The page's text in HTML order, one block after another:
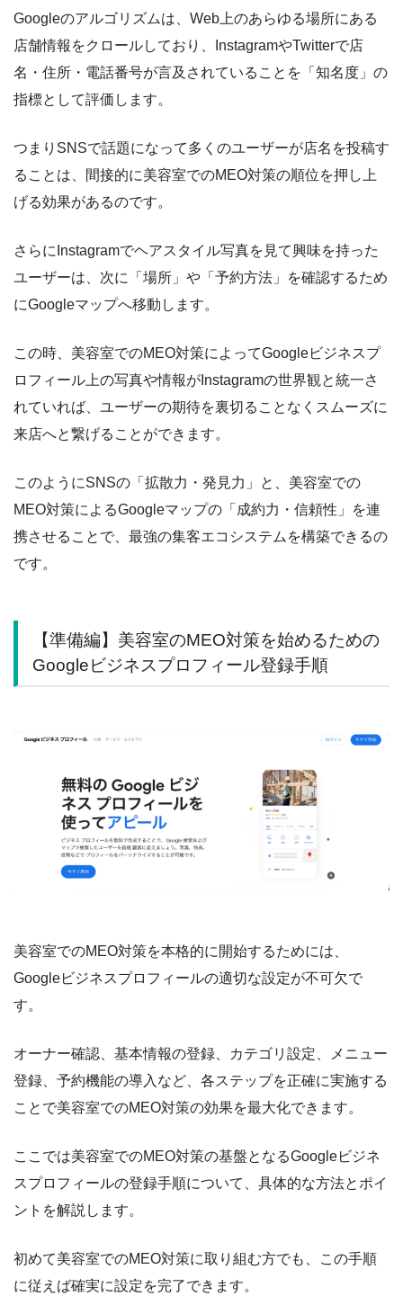
Googleのアルゴリズムは、Web上のあらゆる場所にある
店舗情報をクロールしており、InstagramやTwitterで店
名・住所・電話番号が言及されていることを「知名度」の
指標として評価します。
つまりSNSで話題になって多くのユーザーが店名を投稿す
ることは、間接的に美容室でのMEO対策の順位を押し上
げる効果があるのです。
さらにInstagramでヘアスタイル写真を見て興味を持った
ユーザーは、次に「場所」や「予約方法」を確認するため
にGoogleマップへ移動します。
この時、美容室でのMEO対策によってGoogleビジネスプ
ロフィール上の写真や情報がInstagramの世界観と統一さ
れていれば、ユーザーの期待を裏切ることなくスムーズに
来店へと繋げることができます。
このようにSNSの「拡散力・発見力」と、美容室での
MEO対策によるGoogleマップの「成約力・信頼性」を連
携させることで、最強の集客エコシステムを構築できるの
です。
【準備編】美容室のMEO対策を始めるための
Googleビジネスプロフィール登録手順
美容室でのMEO対策を本格的に開始するためには、
Googleビジネスプロフィールの適切な設定が不可欠で
す。
オーナー確認、基本情報の登録、カテゴリ設定、メニュー
登録、予約機能の導入など、各ステップを正確に実施する
ことで美容室でのMEO対策の効果を最大化できます。
ここでは美容室でのMEO対策の基盤となるGoogleビジネ
スプロフィールの登録手順について、具体的な方法とポイ
ントを解説します。
初めて美容室でのMEO対策に取り組む方でも、この手順
に従えば確実に設定を完了できます。